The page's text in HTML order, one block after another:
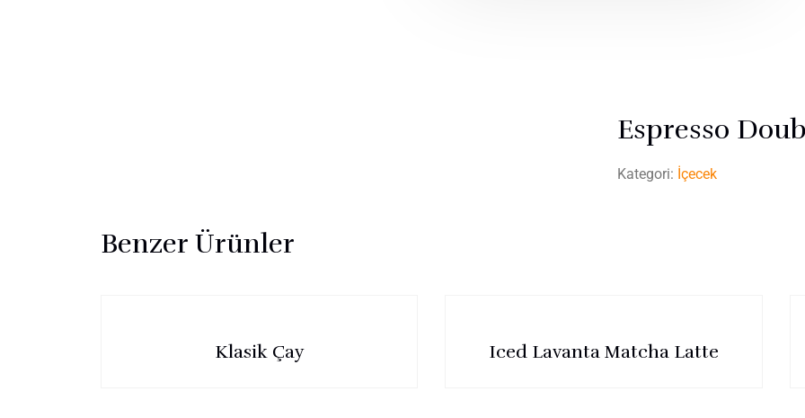
Espresso
Kategori: İçecek
Benzer Ürünler
Klasik Çay Iced Lavanta Matcha Latte